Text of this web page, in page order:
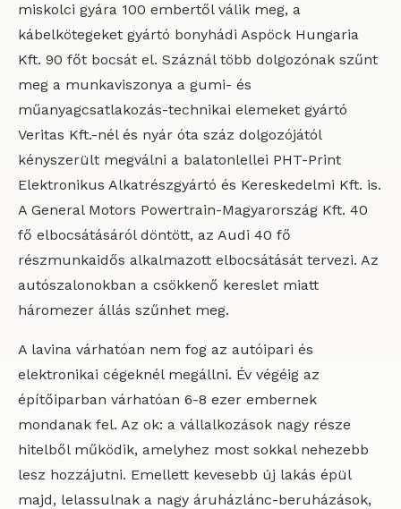
miskolci gyára 100 embertől válik meg, a
kábelkötegeket gyártó bonyhádi Aspöck Hungaria
Kft. 90 főt bocsát el. Száznál több dolgozónak szűnt
meg a munkaviszonya a gumi- és
műanyagcsatlakozás-technikai elemeket gyártó
Veritas Kft.-nél és nyár óta száz dolgozójától
kényszerült megválni a balatonlellei PHT-Print
Elektronikus Alkatrészgyártó és Kereskedelmi Kft. is.
A General Motors Powertrain-Magyarország Kft. 40
fő elbocsátásáról döntött, az Audi 40 fő
részmunkaidős alkalmazott elbocsátását tervezi. Az
autószalonokban a csökkenő kereslet miatt
háromezer állás szűnhet meg.
A lavina várhatóan nem fog az autóipari és
elektronikai cégeknél megállni. Év végéig az
építőiparban várhatóan 6-8 ezer embernek
mondanak fel. Az ok: a vállalkozások nagy része
hitelből működik, amelyhez most sokkal nehezebb
lesz hozzájutni. Emellett kevesebb új lakás épül
majd, lelassulnak a nagy áruházlánc-beruházások,